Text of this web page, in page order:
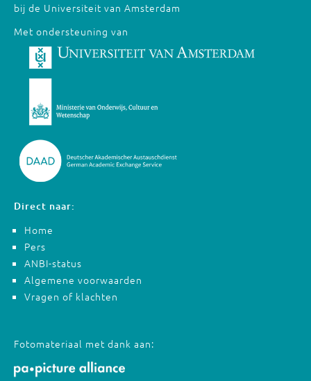
bij de Universiteit van Amsterdam
Met ondersteuning van
Direct naar:
Home
Pers
ANBI-status
Algemene voorwaarden
Vragen of klachten
Fotomateriaal met dank aan: